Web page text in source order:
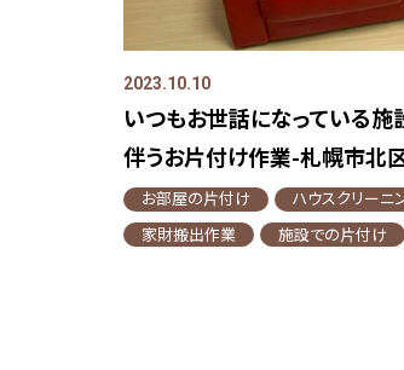
2023.10.10
いつもお世話になっている施
伴うお片付け作業-札幌市北
お部屋の片付け
ハウスクリーニ
家財搬出作業
施設での片付け